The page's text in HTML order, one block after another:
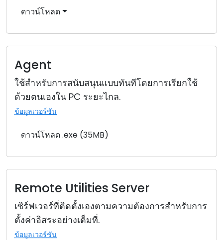
ดาวน์โหลด
Agent
ใช้สำหรับการสนับสนุนแบบทันทีโดยการเรียกใช้
ด้วยตนเองใน PC ระยะไกล.
ข้อมูลเวอร์ชัน
ดาวน์โหลด .exe (35MB)
Remote Utilities Server
เซิร์ฟเวอร์ที่ติดตั้งเองตามความต้องการสำหรับการ
ตั้งค่าอิสระอย่างเต็มที่.
ข้อมูลเวอร์ชัน